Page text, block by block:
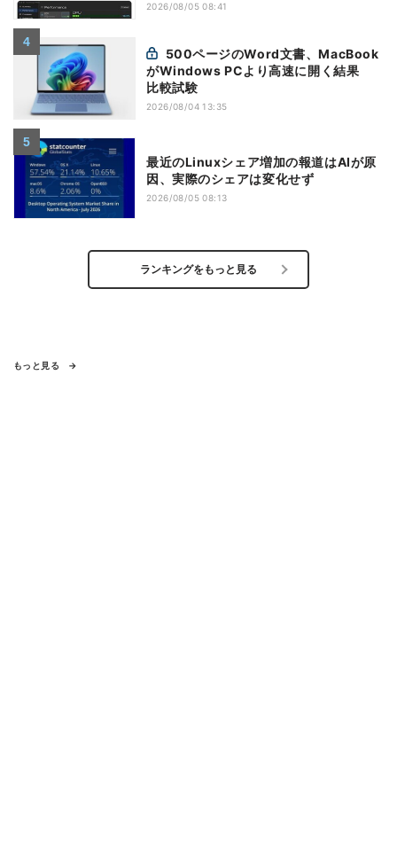
2026/08/05 08:41
がWindows PCより高速に開く結果
比較試験
2026/08/04 13:35
最近のLinuxシェア増加の報道はAIが原
因、実際のシェアは変化せず
2026/08/05 08:13
ランキングをもっと見る
もっと見る